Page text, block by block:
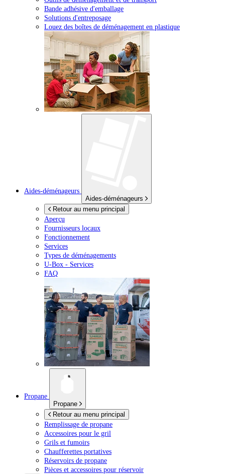
Bande adhésive d'emballage
Solutions d'entreposage
Louez des boîtes de déménagement en plastique
Aides-déménageurs
Aides-déménageurs
Retour au menu principal
Aperçu
Fournisseurs locaux
Fonctionnement
Services
Types de déménagements
U-Box - Services
FAQ
Propane
Propane
Retour au menu principal
Remplissage de propane
Accessoires pour le gril
Grils et fumoirs
Chaufferettes portatives
Réservoirs de propane
Pièces et accessoires pour réservoir